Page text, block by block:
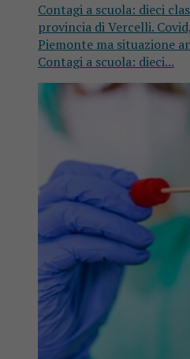
Contagi a scuola: dieci
provincia di Vercelli.
Piemonte ma situazione
Contagi a scuola: dieci...